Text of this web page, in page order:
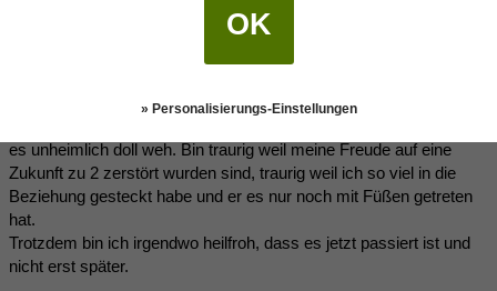
Ja, er sagt mir immer: durch dich habe ich mich so zum positiven
es unheimlich doll weh. Bin traurig weil meine Freude auf eine
Zukunft zu 2 zerstört wurden sind, traurig weil ich so viel in die
Beziehung gesteckt habe und er es nur noch mit Füßen getreten
hat.
Trotzdem bin ich irgendwo heilfroh, dass es jetzt passiert ist und
nicht erst später.
OK
» Personalisierungs-Einstellungen